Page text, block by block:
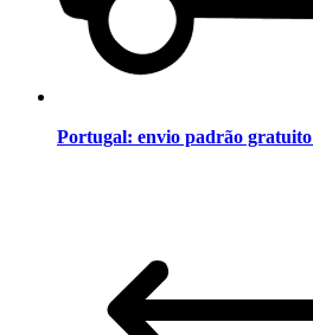
Portugal: envio padrão gratuito